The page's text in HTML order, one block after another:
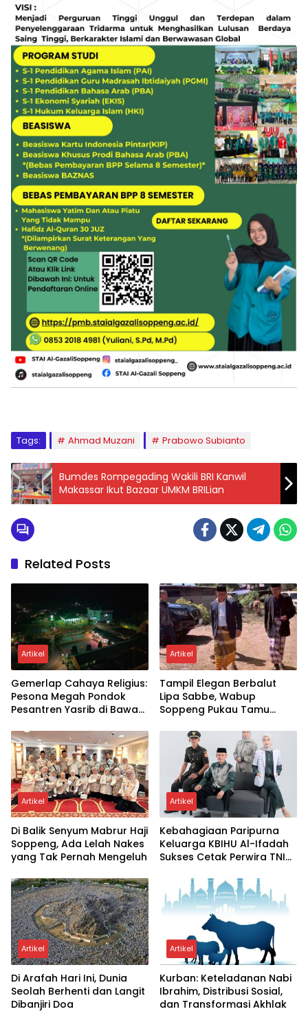
Tags: Ahmad Muzani Prabowo Subianto
Bumdes Rompegading Wakili BRI Kanwil
Makassar Ikut Bazaar UMKM BRILian
Related Posts
Artikel
Gemerlap Cahaya Religius:
Pesona Megah Pondok
Pesantren Yasrib di Bawah
Artikel
Tampil Elegan Berbalut
Lipa Sabbe, Wabup
Soppeng Pukau Tamu
Pernikahan
Artikel
Di Balik Senyum Mabrur Haji
Soppeng, Ada Lelah Nakes
yang Tak Pernah Mengeluh
Artikel
Kebahagiaan Paripurna
Keluarga KBIHU Al-Ifadah
Sukses Cetak Perwira TNI
Artikel
Di Arafah Hari Ini, Dunia
Seolah Berhenti dan Langit
Dibanjiri Doa
Artikel
Kurban: Keteladanan Nabi
Ibrahim, Distribusi Sosial,
dan Transformasi Akhlak